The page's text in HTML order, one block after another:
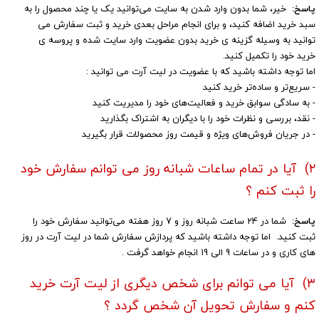
پاسخ: خیر، شما بدون وارد شدن به سایت می‏‌توانید یک یا چند محصول را به
سبد خرید اضافه کنید، و برای انجام مراحل بعدی خرید و ثبت سفارش می
توانید به وسیله گزینه ی خرید بدون عضویت وارد سایت شده و پروسه ی
خرید خود را تکمیل کنید.
اما توجه داشته باشید که با عضویت در لیت آرت می توانید :
- سریع‌تر و ساده‌تر خرید کنید
- به سادگی سوابق خرید و فعالیت‌های خود را مدیریت کنید
- نقد، بررسی و نظرات خود را با دیگران به اشتراک بگذارید
- در جریان فروش‌های ویژه و قیمت روز محصولات قرار بگیرید​​​​​​​
۲) آیا در تمام ساعات شبانه روز می توانم سفارش خود
را ثبت کنم ؟
پاسخ:
شما در 24 ساعت شبانه روز و 7 روز هفته می‌‏توانید سفارش خود را
ثبت کنید. اما توجه داشته باشید که پردازش سفارش شما در لیت آرت در روز
های کاری و در ساعات 9 الی 19 انجام خواهد گرفت .
۳) آیا می توانم برای شخص دیگری از لیت آرت خرید
کنم و سفارش تحویل آن شخص گردد ؟‌